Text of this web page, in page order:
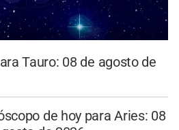
Tauro: 08 de agosto de
de hoy para Aries: 08